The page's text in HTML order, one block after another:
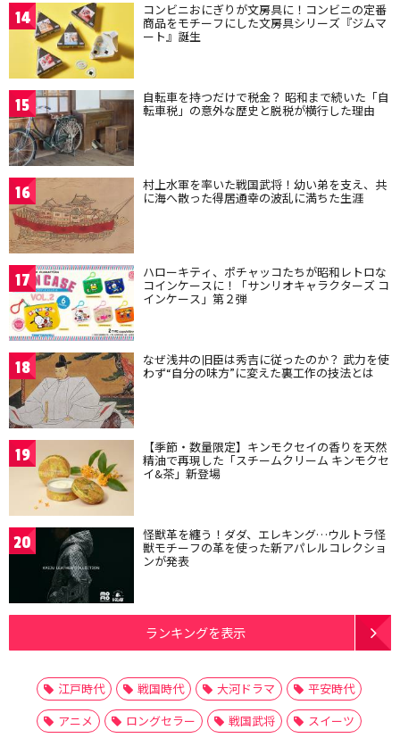
14 コンビニおにぎりが文房具に！コンビニの定番
商品をモチーフにした文房具シリーズ『ジムマ
ート』誕生
15 自転車を持つだけで税金？ 昭和まで続いた「自
転車税」の意外な歴史と脱税が横行した理由
16 村上水軍を率いた戦国武将！幼い弟を支え、共
に海へ散った得居通幸の波乱に満ちた生涯
17 ハローキティ、ポチャッコたちが昭和レトロな
コインケースに！「サンリオキャラクターズ コ
インケース」第２弾
18 なぜ浅井の旧臣は秀吉に従ったのか？ 武力を使
わず“自分の味方”に変えた裏工作の技法とは
19 【季節・数量限定】キンモクセイの香りを天然
精油で再現した「スチームクリーム キンモクセ
イ&茶」新登場
20 怪獣革を纏う！ダダ、エレキング…ウルトラ怪
獣モチーフの革を使った新アパレルコレクショ
ンが発表
ランキングを表示
江戸時代 戦国時代 大河ドラマ
平安時代
アニメ
ロングセラー 戦国武将
スイーツ